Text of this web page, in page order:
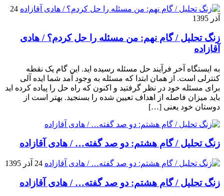
24
آذر 1395
زنگ تحلیل / گام نهم: من مسئله را حل کردم؟ / هادی
آقازاده
به ایستگاه آخر فرآیند حل مسئله رسیده اید. این گام یک نقطه
کنترلی است. از همان ابتدا که مسئله به وجود آمد شما ایده آلی
برای مسئله خود در نظر گرفتید و اکنون که راه حل را پیاده کرده اید
باید میزان فاصله از اهداف تعیین شده را بسنجید. بهتر است از
دوستان خود یعنی […]
زنگ تحلیل / گام هشتم: دو صد گفته… / هادی آقازاده
24 آذر 1395
زنگ تحلیل / گام هشتم: دو صد گفته… / هادی آقازاده